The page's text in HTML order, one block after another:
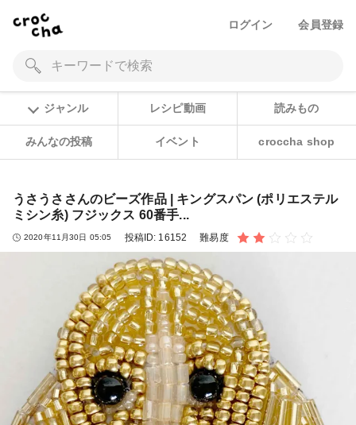
ログイン 会員登録
ジャンル レシピ動画 読みもの
みんなの投稿 イベント croccha shop
うさうささんのビーズ作品 | キングスパン (ポリエステル
ミシン糸) フジックス 60番手...
2020年11月30日 05:05 投稿ID: 16152 難易度